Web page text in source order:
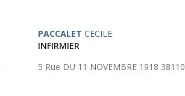
PACCALET CECILE
INFIRMIER
5 Rue DU 11 NOVEMBRE 1918 38110